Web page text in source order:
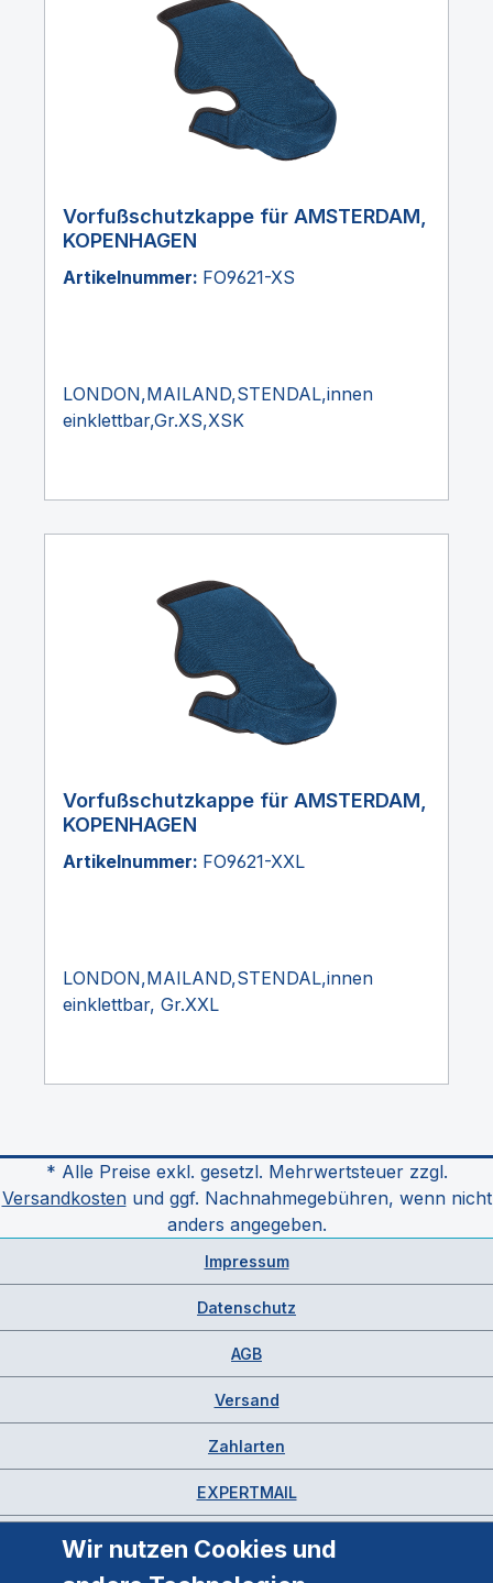
Vorfußschutzkappe für AMSTERDAM,
KOPENHAGEN
Artikelnummer: FO9621-XS
LONDON,MAILAND,STENDAL,innen
einklettbar,Gr.XS,XSK
Vorfußschutzkappe für AMSTERDAM,
KOPENHAGEN
Artikelnummer: FO9621-XXL
LONDON,MAILAND,STENDAL,innen
einklettbar, Gr.XXL
* Alle Preise exkl. gesetzl. Mehrwertsteuer zzgl.
Versandkostenund ggf. Nachnahmegebühren, wenn nicht
anders angegeben.
Impressum
Datenschutz
AGB
Versand
Zahlarten
EXPERTMAIL
Wir nutzen Cookies und